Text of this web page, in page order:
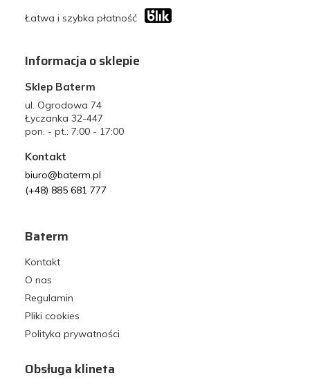
Łatwa i szybka płatność
Informacja o sklepie
Sklep Baterm
ul. Ogrodowa 74
Łyczanka 32-447
pon. - pt.: 7:00 - 17:00
Kontakt
biuro@baterm.pl
(+48) 885 681 777
Baterm
Kontakt
O nas
Regulamin
Pliki cookies
Polityka prywatności
Obsługa klineta